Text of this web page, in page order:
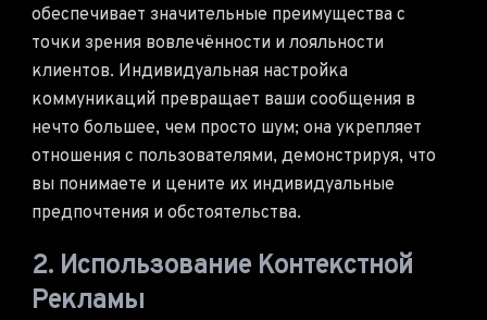
обеспечивает значительные преимущества с
точки зрения вовлечённости и лояльности
клиентов. Индивидуальная настройка
коммуникаций превращает ваши сообщения в
нечто большее, чем просто шум; она укрепляет
отношения с пользователями, демонстрируя, что
вы понимаете и цените их индивидуальные
предпочтения и обстоятельства.
2. Использование Контекстной
Рекламы